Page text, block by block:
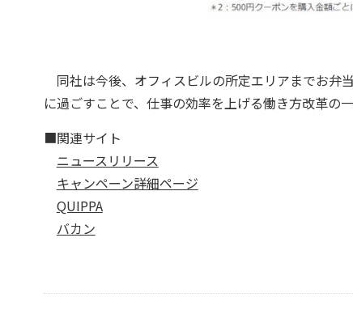
同社は今後、オフィスビルの所定エリアまでお弁
に過ごすことで、仕事の効率を上げる働き方改革の
■関連サイト
ニュースリリース
キャンペーン詳細ページ
QUIPPA
バカン